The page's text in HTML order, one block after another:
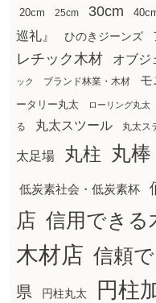
20cm 25cm 30cm
巡礼』
ひのきジーンズ
レチック木材
オブジ
ック ブランド林業・木材 モ
ータリー丸太
ローリング丸太
る
丸太スツール 丸太ス
太足場 丸柱 丸棒
低炭素社会・低炭素杯
店 信用できる
木材店 信頼
県
円柱丸太 円柱